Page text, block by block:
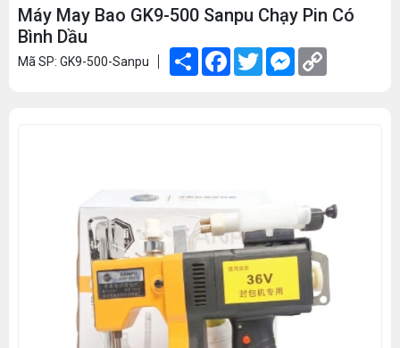
Máy May Bao GK9-500 Sanpu Chạy Pin Có
Bình Dầu
Mã SP: GK9-500-Sanpu Share Facebook
TwitterMessenger